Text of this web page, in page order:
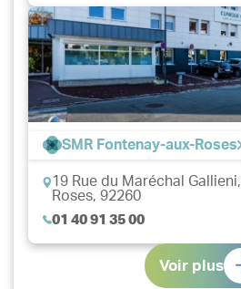
SMR Fontenay-aux-Roses
19 Rue du Maréchal Gallieni,
Roses, 92260
01 40 91 35 00
Voir plus